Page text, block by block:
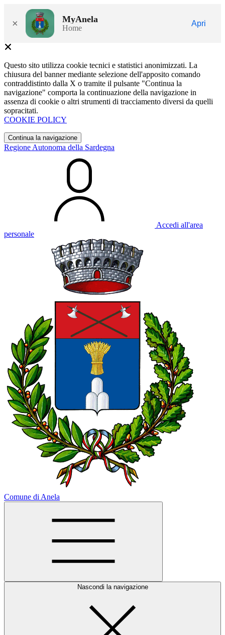
× MyAnela
Home
Apri
Questo sito utilizza cookie tecnici e statistici anonimizzati. La
chiusura del banner mediante selezione dell'apposito comando
contraddistinto dalla X o tramite il pulsante "Continua la
navigazione" comporta la continuazione della navigazione in
assenza di cookie o altri strumenti di tracciamento diversi da quelli
sopracitati.
COOKIE POLICY
Continua la navigazione
Regione Autonoma della Sardegna
Accedi all'area
personale
Comune di Anela
Nascondi la navigazione